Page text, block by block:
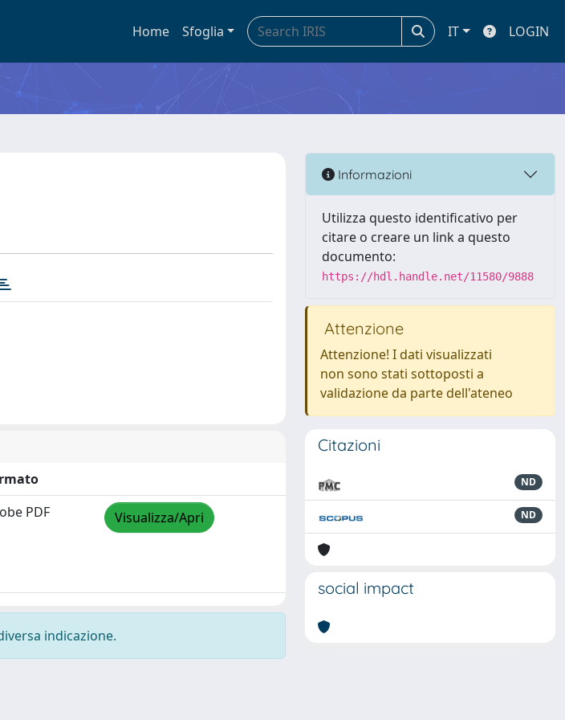
Home Sfoglia IT LOGIN
PDF Visualizza/Apri
indicazione.
Informazioni
Utilizza questo identificativo per
citare o creare un link a questo
documento:
https://hdl.handle.net/11580/9888
Attenzione
Attenzione! I dati visualizzati
non sono stati sottoposti a
validazione da parte dell'ateneo
Citazioni
ND
ND
social impact